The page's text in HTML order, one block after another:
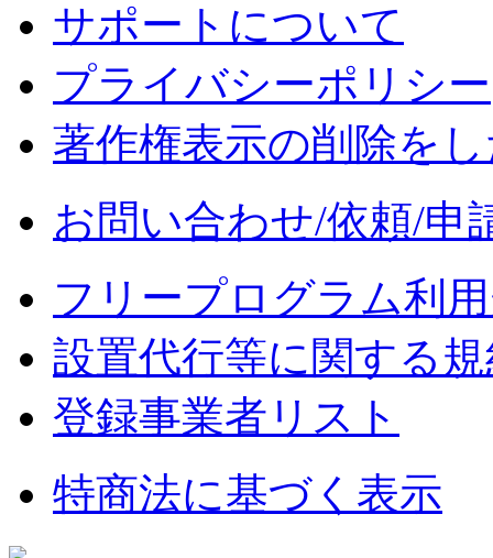
サポートについて
プライバシーポリシー
著作権表示の削除を
お問い合わせ/依頼/申
フリープログラム利
設置代行等に関する
登録事業者リスト
特商法に基づく表示